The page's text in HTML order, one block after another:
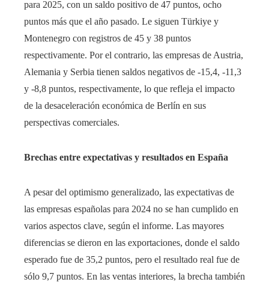
para 2025, con un saldo positivo de 47 puntos, ocho
puntos más que el año pasado. Le siguen Türkiye y
Montenegro con registros de 45 y 38 puntos
respectivamente. Por el contrario, las empresas de Austria,
Alemania y Serbia tienen saldos negativos de -15,4, -11,3
y -8,8 puntos, respectivamente, lo que refleja el impacto
de la desaceleración económica de Berlín en sus
perspectivas comerciales.
Brechas entre expectativas y resultados en España
A pesar del optimismo generalizado, las expectativas de
las empresas españolas para 2024 no se han cumplido en
varios aspectos clave, según el informe. Las mayores
diferencias se dieron en las exportaciones, donde el saldo
esperado fue de 35,2 puntos, pero el resultado real fue de
sólo 9,7 puntos. En las ventas interiores, la brecha también